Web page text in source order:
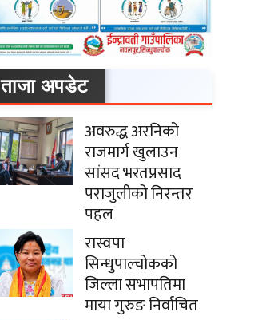
ताजा अपडेट
अवरुद्ध अरनिको
राजमार्ग खुलाउन
सांसद भरतप्रसाद
पराजुलीको निरन्तर
पहल
रास्वपा
सिन्धुपाल्चोकको
जिल्ला सभापतिमा
माया गुरुङ निर्वाचित